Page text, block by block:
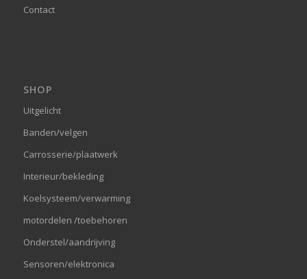
Contact
SHOP
Uitgelicht
Banden/velgen
Carrosserie/plaatwerk
Interieur/bekleding
Koelsysteem/verwarming
motordelen /toebehoren
Onderstel/aandrijving
Sensoren/elektronica